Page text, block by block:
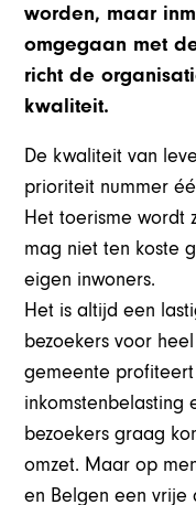
worden, maar
omgegaan met
richt de
kwaliteit.
De kwaliteit van
prioriteit nummer
Het toerisme wordt
mag niet ten koste
eigen inwoners.
Het is altijd een
bezoekers voor
gemeente
inkomstenbelasting
bezoekers graag
omzet. Maar op
en Belgen een vrije